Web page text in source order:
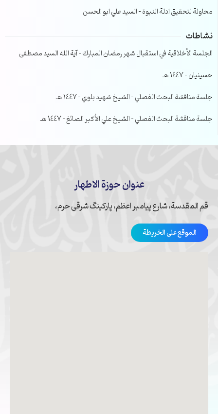
محاولة لتحقيق ادلة النبوة – السيد علي ابو الحسن
نشاطات
الجلسة الأخلاقية في استقبال شهر رمضان المبارك – آية الله السيد مصطفى
حسينيان – 1447 هـ
جلسة مناقشة البحث الفصلي – الشيخ شهيد بلوي – 1447 هـ
جلسة مناقشة البحث الفصلي – الشيخ علي الأكبر الصائغ – 1447 هـ
عنوان حوزة الاطهار
قم المقدسة، شارع پیامبر اعظم، پارکینگ شرقی حرم،
الموقع على الخريطة